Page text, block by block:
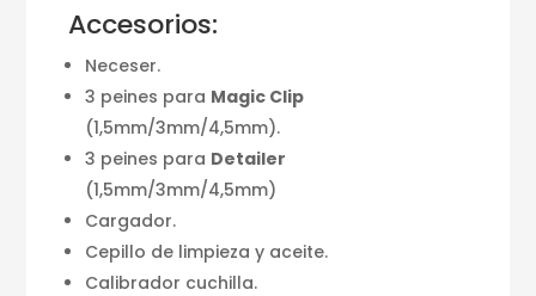
Accesorios:
Neceser.
3 peines para Magic Clip
(1,5mm/3mm/4,5mm).
3 peines para Detailer
(1,5mm/3mm/4,5mm)
Cargador.
Cepillo de limpieza y aceite.
Calibrador cuchilla.